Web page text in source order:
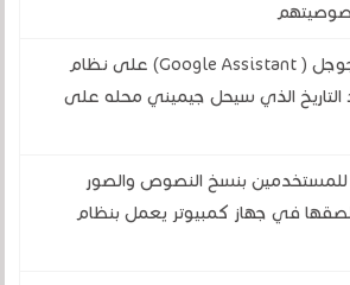
وداعاً لمساعد جوجل ( Google Assistant) على نظام
التاريخ الذي سيحل جيميني محله على
بنسخ النصوص والصور
في جهاز كمبيوتر يعمل بنظام